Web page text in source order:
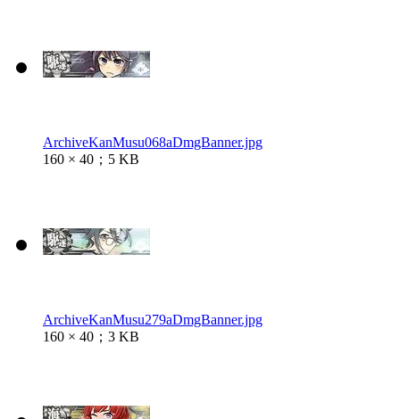
ArchiveKanMusu068aDmgBanner.jpg
160 × 40；5 KB
ArchiveKanMusu279aDmgBanner.jpg
160 × 40；3 KB